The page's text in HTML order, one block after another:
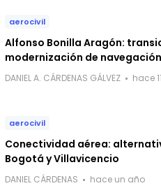
aerocivil
Alfonso Bonilla Aragón:
modernización de
DANIEL A. CÁRDENAS GÁLVEZ hace
aerocivil
Conectividad aérea:
Bogotá y Villavicencio
DANIEL CÁRDENAS hace un año